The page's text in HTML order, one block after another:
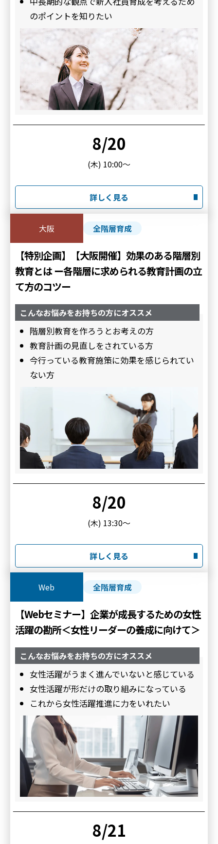
のポイントを知りたい
8/20
(木) 10:00～
詳しく見る
大阪 全階層育成
【特別企画】【大阪開催】効果のある階層別
教育とは ー各階層に求められる教育計画の立
て方のコツー
こんなお悩みをお持ちの方にオススメ
階層別教育を作ろうとお考えの方
教育計画の見直しをされている方
今行っている教育施策に効果を感じられてい
ない方
8/20
(木) 13:30～
詳しく見る
Web 全階層育成
【Webセミナー】企業が成長するための女性
活躍の勘所＜女性リーダーの養成に向けて＞
こんなお悩みをお持ちの方にオススメ
女性活躍がうまく進んでいないと感じている
女性活躍が形だけの取り組みになっている
これから女性活躍推進に力をいれたい
8/21